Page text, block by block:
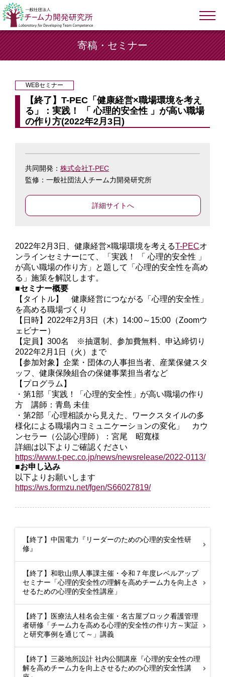
寄稿・セミナー
WEBセミナー
【終了】T-PEC「健康経営×職場環境を考え
る」：実践！ 「 心理的安全性 」が高い職場
の作り方(2022年2月3日)
共同開発： 株式会社T-PEC
監修：一般社団法人チーム力開発研究所
詳細サイトへ
2022年2月3日、健康経営×職場環境を考えるT-PECオ
ンラインセミナーにて、「実践！ 「 心理的安全性 」
が高い職場の作り方」と題して「心理的安全性を高め
る」施策を解説します。
■セミナー概要
【タイトル】 健康経営につながる「心理的安全性」
を高める職場づくり
【日時】2022年2月3日（木）14:00～15:00（Zoomウ
ェビナー）
【定員】300名 ※抽選制、参加費無料、申込締切り
2022年2月1日（火）まで
【参加対象】企業・団体の人事担当者、産業保健スタ
ッフ、健康保険組合の保健事業担当者など
【プログラム】
・第1部「実践！「心理的安全性」が高い職場の作り
方 講師：青島 未佳
・第2部「心理相談から見えた、ワークスタイルの多
様化による職場内コミュニケーションの変化」 カウ
ンセラー（公認心理師）：宮尾 昭寬様
詳細は以下よりご確認ください
https://www.t-pec.co.jp/news/newsrelease/2022-0113/
■お申し込み
以下よりお願いします
https://ws.formzu.net/fgen/S66027819/
【終了】中国電力『リーダーのための心理的安全性研
修』
【終了】和歌山県人事課主催・令和７年度レベルアップ
セミナー「心理的安全性の理解を高めチーム力を向上さ
せるための心理的安全性講座」
【終了】医療法人桂名会主催・名古屋ブロック看護管理
者研修「チーム力を高める心理的安全性の作り方～実証
と研究事例を通じて～」講義
【終了】三菱地所設計 社内公開講座『心理的安全性の理
解を高めチーム力を向上させるための心理的安全性講